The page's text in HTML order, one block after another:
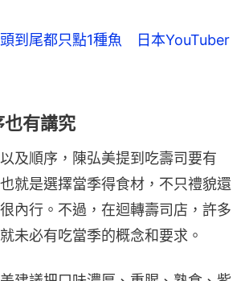
到尾都只點1種魚 日本YouTuber
也有講究
及順序，陳弘美提到吃壽司要有
也就是選擇當季得食材，不只禮貌還
內行。不過，在迴轉壽司店，許多
未必有吃當季的概念和要求。